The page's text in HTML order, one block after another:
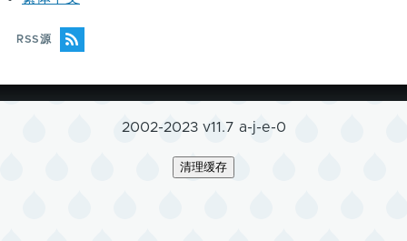
RSS源
2002-2023 v11.7 a-j-e-0